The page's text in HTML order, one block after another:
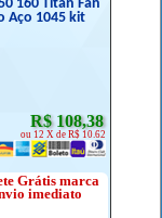
160 Titan Fan
Aço 1045 kit
R$ 108,38
ou 12 X de R$ 10.62
Grátis marca
imediato